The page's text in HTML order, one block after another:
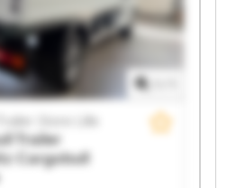
Store Lille Schmitz
Lille Schmitz Cargobull Trailer
Trailer Store Lille
Store Lille
Trailer
Cargobull